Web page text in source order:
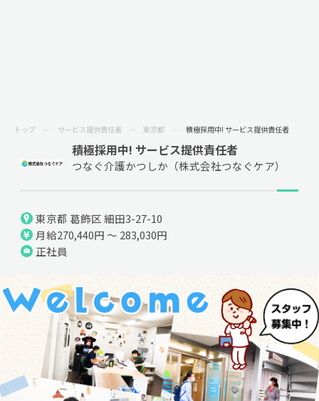
トップ サービス提供責任者 東京都 積極採用中! サービス提供責任者
積極採用中! サービス提供責任者
つなぐ介護かつしか（株式会社つなぐケア）
東京都 葛飾区 細田3-27-10
月給270,440円 ～ 283,030円
正社員